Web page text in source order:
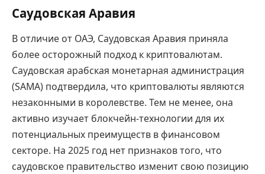
Саудовская Аравия
В отличие от ОАЭ, Саудовская Аравия приняла
более осторожный подход к криптовалютам.
Саудовская арабская монетарная администрация
(SAMA) подтвердила, что криптовалюты являются
незаконными в королевстве. Тем не менее, она
активно изучает блокчейн-технологии для их
потенциальных преимуществ в финансовом
секторе. На 2025 год нет признаков того, что
саудовское правительство изменит свою позицию